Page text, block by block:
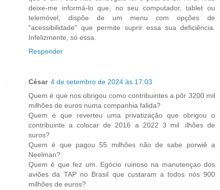
deixe-me informá-lo que, no seu computador, tablet ou
telemóvel, dispõe de um menu com opções de
"acessibilidade" que permite suprir essa sua deficiência.
Infelizmente, só essa.
Responder
César 4 de setembro de 2024 às 17:03
Quem é que nos obrigou como contribuintes a pôr 3200 mil
milhões de euros numa companhia falida?
Quem é que reverteu uma privatização que obrigou o
contribuinte a colocar de 2016 a 2022 3 mil .ilhões de
suros?
Quem é que pagou 55 milhões não de sabe porwiê a
Neelman?
Quem é que fez um. Egócio ruinoso na manutençao dos
aviões da TAP no Brasil que custaram a todos nós 900
milhões de euros?